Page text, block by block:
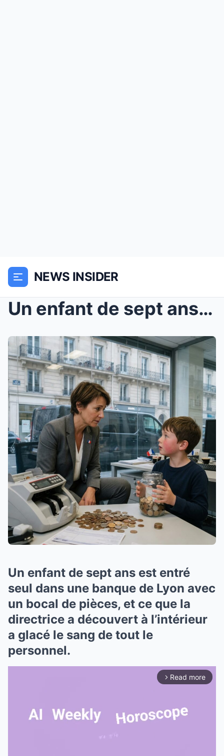
NEWS INSIDER
Un enfant de sept ans est entré seul dans une banq...
Un enfant de sept ans est entré
seul dans une banque de Lyon avec
un bocal de pièces, et ce que la
directrice a découvert à l’intérieur
a glacé le sang de tout le
personnel.
arrow_forward_ios Read more